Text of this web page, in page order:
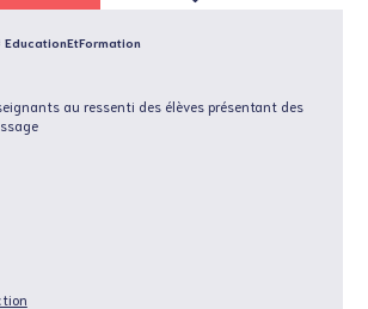
EducationEtFormation
au ressenti des élèves présentant des